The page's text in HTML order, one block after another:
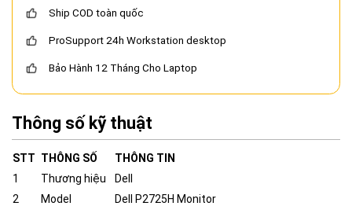
Ship COD toàn quốc
ProSupport 24h Workstation desktop
Bảo Hành 12 Tháng Cho Laptop
Thông số kỹ thuật
STT THÔNG SỐ
THÔNG TIN
1
Thương hiệu
Dell
2
Model
Dell P2725H Monitor